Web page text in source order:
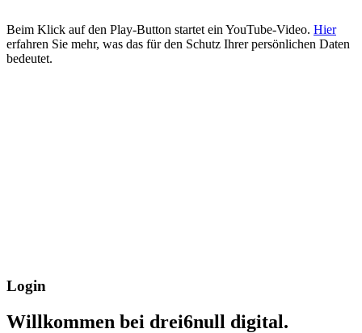
Beim Klick auf den Play-Button startet ein YouTube-Video. Hier
erfahren Sie mehr, was das für den Schutz Ihrer persönlichen Daten
bedeutet.
Login
Willkommen bei drei6null digital.